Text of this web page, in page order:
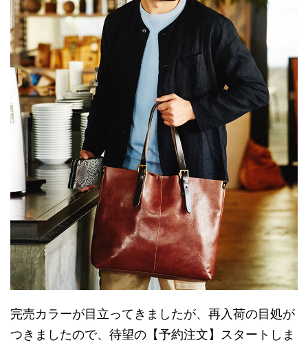
完売カラーが目立ってきましたが、再入荷の目処が
つきましたので、待望の【予約注文】スタートしま